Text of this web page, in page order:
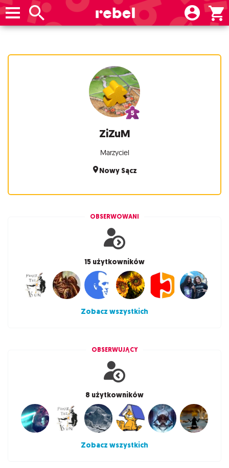
ZiZuM
Marzyciel
Nowy Sącz
OBSERWOWANI
15 użytkowników
Zobacz wszystkich
OBSERWUJĄCY
8 użytkowników
Zobacz wszystkich